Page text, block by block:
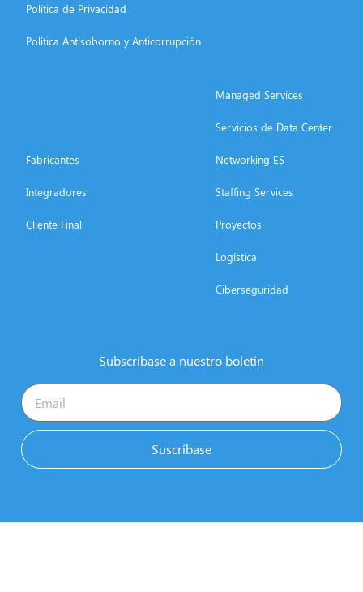
Política de Privacidad
Política Antisoborno y Anticorrupción
Fabricantes
Integradores
Cliente Final
Managed Services
Servicios de Data Center
Networking ES
Staffing Services
Proyectos
Logística
Ciberseguridad
Subscríbase a nuestro boletín
Suscríbase